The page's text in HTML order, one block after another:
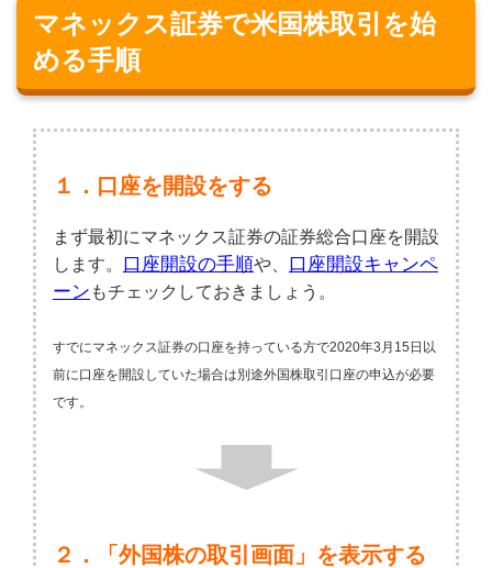
マネックス証券で米国株取引を始
める手順
１．口座を開設をする
まず最初にマネックス証券の証券総合口座を開設
します。 口座開設の手順や、 口座開設キャンペ
ーン もチェックしておきましょう。
すでにマネックス証券の口座を持っている方で2020年3月15日以
前に口座を開設していた場合は別途外国株取引口座の申込が必要
です。
２．「外国株の取引画面」を表示する